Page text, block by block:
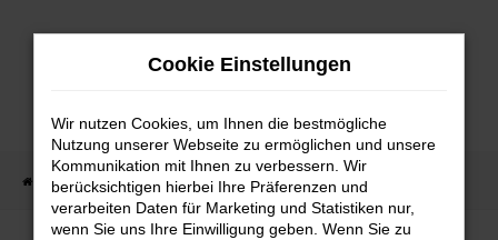
Zum
Startseite Fahrzeug Showroom Fahrzeugbestand
Cookie Einstellungen
Wir nutzen Cookies, um Ihnen die bestmögliche
Nutzung unserer Webseite zu ermöglichen und unsere
Kommunikation mit Ihnen zu verbessern. Wir
berücksichtigen hierbei Ihre Präferenzen und
verarbeiten Daten für Marketing und Statistiken nur,
wenn Sie uns Ihre Einwilligung geben. Wenn Sie zu